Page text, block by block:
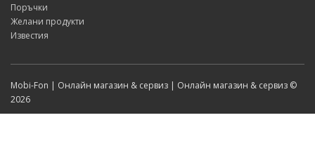
Поръчки
Желани продукти
Известия
Mobi-Fon | Онлайн магазин & сервиз | Онлайн магазин & сервиз ©
2026